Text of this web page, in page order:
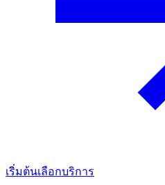
เริ่มต้นเลือกบริการ